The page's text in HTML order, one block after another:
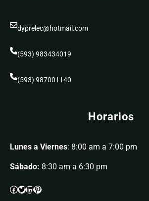
dyprelec@hotmail.com
(593) 983434019
(593) 987001140
Horarios
Lunes a Viernes: 8:00 am a 7:00 pm
Sábado: 8:30 am a 6:30 pm